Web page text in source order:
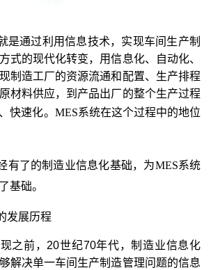
是通过利用信息技术，实现车间生产制
式的现代化转变，用信息化、自动化、
制造工厂的资源流通和配置、生产排程
材料供应，到产品出厂的整个生产过程
快速化。 MES系统在这个过程中的地位
有了的制造业信息化基础，为MES系统
基础。
发展历程
之前，20世纪70年代，制造业信息化
解决单一车间生产制造管理问题的信息